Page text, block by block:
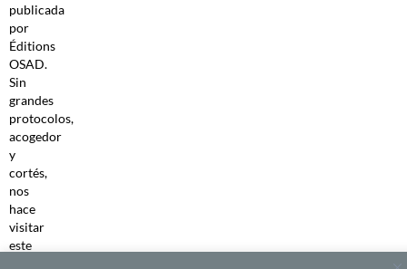
publicada
por
Éditions
OSAD.
Sin
grandes
protocolos,
acogedor
y
cortés,
nos
hace
visitar
este